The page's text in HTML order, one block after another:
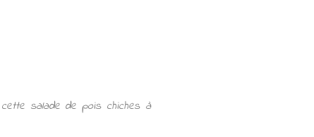
salade de pois chiches à